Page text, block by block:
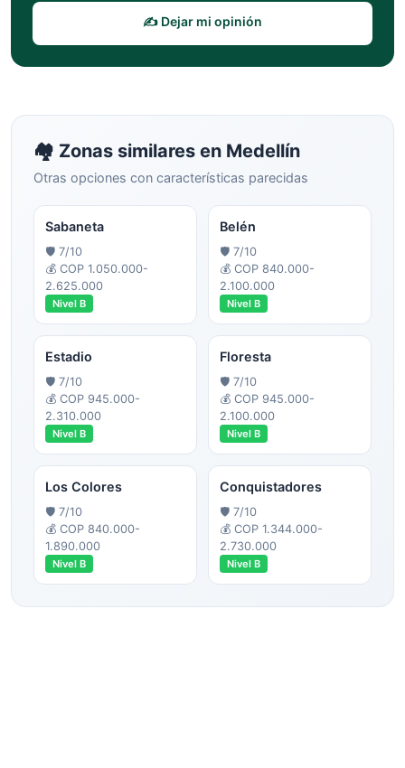
✍️ Dejar mi opinión
🏘️ Zonas similares en Medellín
Otras opciones con características parecidas
Sabaneta
🛡️ 7/10
💰 COP 1.050.000-
2.625.000
Nivel B
Belén
🛡️ 7/10
💰 COP 840.000-
2.100.000
Nivel B
Estadio
🛡️ 7/10
💰 COP 945.000-
2.310.000
Nivel B
Floresta
🛡️ 7/10
💰 COP 945.000-
2.100.000
Nivel B
Los Colores
🛡️ 7/10
💰 COP 840.000-
1.890.000
Nivel B
Conquistadores
🛡️ 7/10
💰 COP 1.344.000-
2.730.000
Nivel B